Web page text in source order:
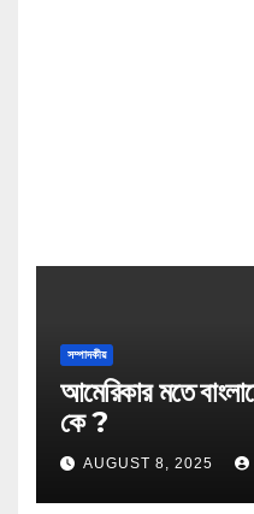
সম্পাদকীয়
আমেরিকার মতে বাংলাদেশের স্বাধিনতার ঘোষক
কে ?
AUGUST 8, 2025